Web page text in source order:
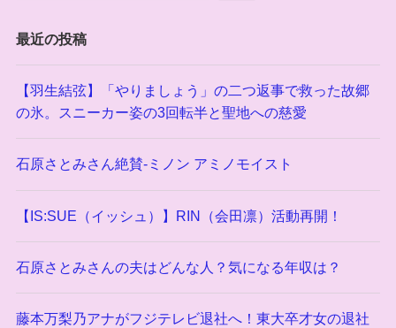
最近の投稿
【羽生結弦】「やりましょう」の二つ返事で救った故郷
の氷。スニーカー姿の3回転半と聖地への慈愛
石原さとみさん絶賛-ミノン アミノモイスト
【IS:SUE（イッシュ）】RIN（会田凛）活動再開！
石原さとみさんの夫はどんな人？気になる年収は？
藤本万梨乃アナがフジテレビ退社へ！東大卒才女の退社